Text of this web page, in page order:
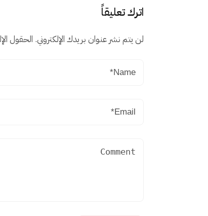
اترك تعليقاً
لن يتم نشر عنوان بريدك الإلكتروني. الحقول